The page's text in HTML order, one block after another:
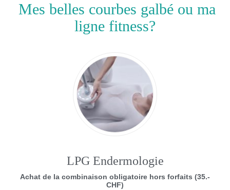
Mes belles courbes galbé ou ma
ligne fitness?
LPG Endermologie
Achat de la combinaison obligatoire hors forfaits (35.-
CHF)